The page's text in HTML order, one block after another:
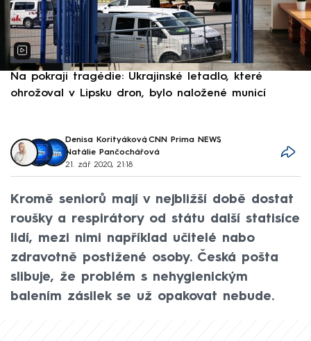
Na pokraji tragédie: Ukrajinské letadlo, které
ohrožoval v Lipsku dron, bylo naložené municí
Denisa Korityáková,CNN Prima NEWS,
Natálie Pančochářová
21. zář 2020, 21:18
Kromě seniorů mají v nejbližší době dostat
roušky a respirátory od státu další statisíce
lidí, mezi nimi například učitelé nabo
zdravotně postižené osoby. Česká pošta
slibuje, že problém s nehygienickým
balením zásilek se už opakovat nebude.